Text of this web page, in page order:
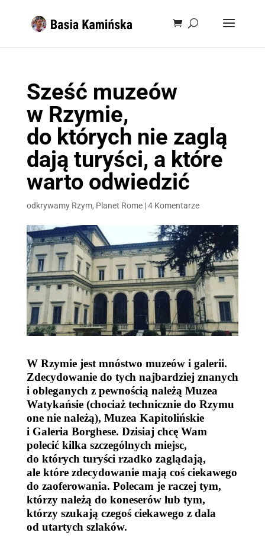
Sześć muzeów
w Rzymie,
do których nie zaglą
dają turyści, a które
warto odwiedzić
odkrywamy Rzym, Planet Rome|4 Komentarze
W Rzymie jest mnóstwo muzeów i galerii.
Zdecydowanie do tych najbardziej znanych
i obleganych z pewnością należą Muzea
Watykańsie (chociaż technicznie do Rzymu
one nie należą), Muzea Kapitolińskie
i Galeria Borghese. Dzisiaj chcę Wam
polecić kilka szczególnych miejsc,
do których turyści rzadko zaglądają,
ale które zdecydowanie mają coś ciekawego
do zaoferowania. Polecam je raczej tym,
którzy należą do koneserów lub tym,
którzy szukają czegoś ciekawego z dala
od utartych szlaków.